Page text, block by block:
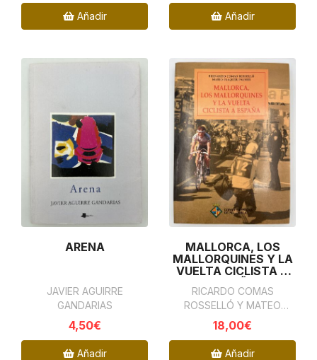
Añadir Añadir
ARENA
JAVIER AGUIRRE
GANDARIAS
4,50€
Añadir
MALLORCA, LOS
MALLORQUINES Y LA
VUELTA CICLISTA A
RICARDO COMAS
ROSSELLÓ Y MATEO
FLAQUER PALMER
18,00€
Añadir